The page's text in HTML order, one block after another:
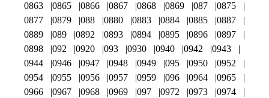
0863
0865 0866 0867 0868 0869 087
0875
0877
0879 088 0880 0883 0884 0885
0887
0889
089 0892 0893 0894 0895 0896
0897
0898
092 0920 093 0930 0940 0942
0943
0944
0946 0947 0948 0949 095 0950
0952
0954
0955 0956 0957 0959 096 0964
0965
0966
0967 0968 0969 097 0972 0973
0974